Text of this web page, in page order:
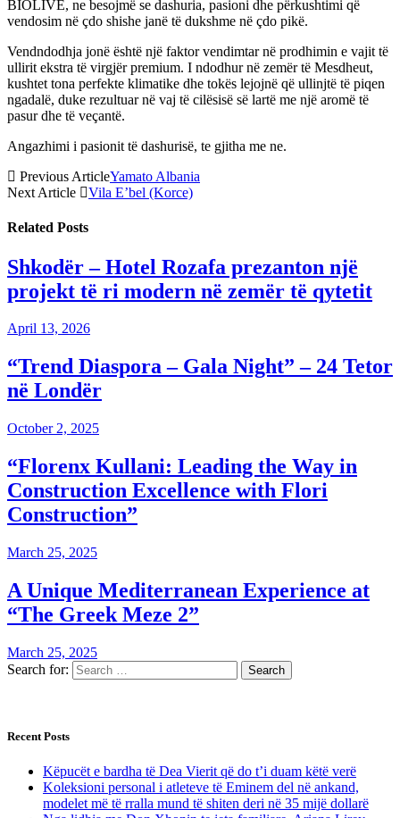
BIOLIVE, ne besojmë se dashuria, pasioni dhe përkushtimi që
vendosim në çdo shishe janë të dukshme në çdo pikë.
Vendndodhja jonë është një faktor vendimtar në prodhimin e vajit të
ullirit ekstra të virgjër premium. I ndodhur në zemër të Mesdheut,
kushtet tona perfekte klimatike dhe tokës lejojnë që ullinjtë të piqen
ngadalë, duke rezultuar në vaj të cilësisë së lartë me një aromë të
pasur dhe të veçantë.
Angazhimi i pasionit të dashurisë, te gjitha me ne.
Previous ArticleYamato Albania
Next Article
Vila E’bel (Korce)
Related Posts
Shkodër – Hotel Rozafa prezanton një
projekt të ri modern në zemër të qytetit
April 13, 2026
“Trend Diaspora – Gala Night” – 24 Tetor
në Londër
October 2, 2025
“Florenx Kullani: Leading the Way in
Construction Excellence with Flori
Construction”
March 25, 2025
A Unique Mediterranean Experience at
“The Greek Meze 2”
March 25, 2025
Search for:
Recent Posts
Këpucët e bardha të Dea Vierit që do t’i duam këtë verë
Koleksioni personal i atleteve të Eminem del në ankand,
modelet më të rralla mund të shiten deri në 35 mijë dollarë